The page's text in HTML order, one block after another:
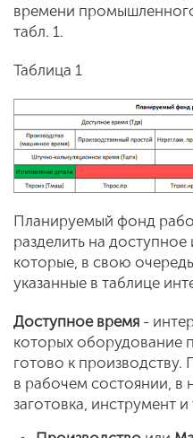
времени
табл. 1.
Таблица 1
Планируемый фонд
разделить на
которые, в свою
указанные в таблице
Доступное время -
которых оборудование
готово к производству.
в рабочем состоянии, в
заготовка, инструмент